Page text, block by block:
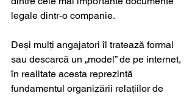
legale dintr-o companie.
Deși mulți angajatori îl tratează formal
sau descarcă un „model” de pe internet,
în realitate acesta reprezintă
fundamentul organizării relațiilor de